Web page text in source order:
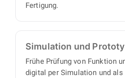
Fertigung.
Simulation und
Frühe Prüfung von Funktion
digital per Simulation und